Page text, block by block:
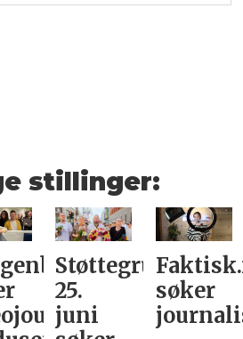
stillinger:
podkast-
Støttegruppa
25.
juni
søker